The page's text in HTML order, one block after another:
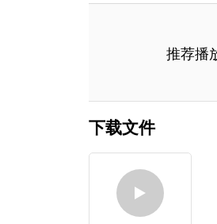
推荐播
下载文件